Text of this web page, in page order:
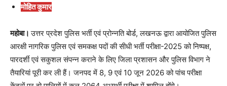
मोहित कुमार
महोबा।उत्तर प्रदेश पुलिस भर्ती एवं प्रोन्नति बोर्ड, लखनऊ द्वारा आयोजित पुलिस
आरक्षी नागरिक पुलिस एवं समकक्ष पदों की सीधी भर्ती परीक्षा-2025 को निष्पक्ष,
पारदर्शी एवं सकुशल संपन्न कराने के लिए जिला प्रशासन और पुलिस विभाग ने
तैयारियां पूरी कर ली हैं। जनपद में 8, 9 एवं 10 जून 2026 को पांच परीक्षा